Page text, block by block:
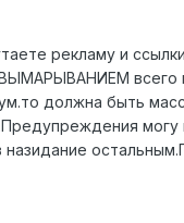
рекламу и
ВЫМАРЫВАНИЕМ
должна быть
могу